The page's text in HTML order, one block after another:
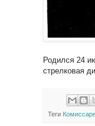
Родился 24
стрелковая
Теги